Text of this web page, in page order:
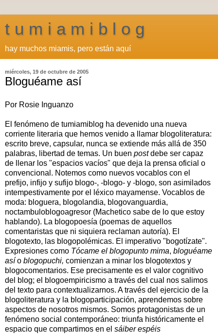
t u m i a m i b l o g
hay muchos miamis, pero están aquí
miércoles, 19 de octubre de 2005
Bloguéame así
Por Rosie Inguanzo
El fenómeno de tumiamiblog ha devenido una nueva
corriente literaria que hemos venido a llamar blogoliteratura:
escrito breve, capsular, nunca se extiende más allá de 350
palabras, libertad de temas. Un buen postdebe ser capaz
de llenar los "espacios vacíos" que deja la prensa oficial o
convencional. Notemos como nuevos vocablos con el
prefijo, infijo y sufijo blogo-, -blogo- y -blogo, son asimilados
intempestivamente por el léxico mayamense. Vocablos de
moda: bloguera, blogolandia, blogovanguardia,
noctambuloblogoagresor (Machetico sabe de lo que estoy
hablando). La blogopoesía (poemas de aquellos
comentaristas que ni siquiera reclaman autoría). El
blogotexto, las blogopolémicas. El imperativo "bogotízate".
Expresiones como Tócame el blogopunto mima, bloguéame
asío blogopuchi, comienzan a minar los blogotextos y
blogocomentarios. Ese precisamente es el valor cognitivo
del blog; el blogoempiricismo a través del cual nos salimos
del texto para contextualizarnos. A través del ejercicio de la
blogoliteratura y la blogoparticipación, aprendemos sobre
aspectos de nosotros mismos. Somos protagonistas de un
fenómeno social contemporáneo: triunfa históricamente el
espacio que compartimos en el sáiber espéis